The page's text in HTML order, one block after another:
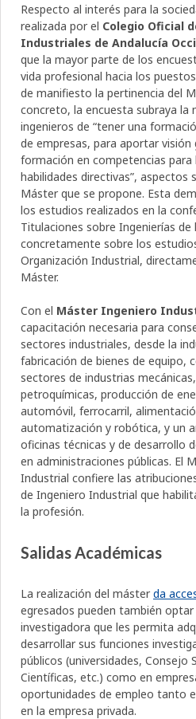
Respecto al interés para la
realizada por el Colegio Oficial
Industriales de Andalucía
que la mayor parte de los
vida profesional hacia los
de manifiesto la pertinencia del
concreto, la encuesta subraya la
ingenieros de “tener una
de empresas, para aportar visión
formación en competencias para
habilidades directivas”, aspectos
Máster que se propone. Esta
los estudios realizados en la
Titulaciones sobre Ingenierías
concretamente sobre los
Organización Industrial,
Máster.
Con el Máster Ingeniero
capacitación necesaria para
sectores industriales, desde la
fabricación de bienes de equipo,
sectores de industrias
petroquímicas, producción de
automóvil, ferrocarril,
automatización y robótica, y un
oficinas técnicas y de desarrollo
en administraciones públicas. El
Industrial confiere las
de Ingeniero Industrial que
la profesión.
Salidas Académicas
La realización del máster da
egresados pueden también
investigadora que les permita
desarrollar sus funciones
públicos (universidades, Consejo
Científicas, etc.) como en
oportunidades de empleo tanto
en la empresa privada.